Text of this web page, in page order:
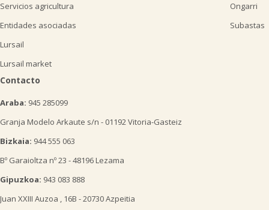
Servicios agricultura
Entidades asociadas
Lursail
Lursail market
Ongarri
Subastas
Contacto
Araba: 945 285099
Granja Modelo Arkaute s/n - 01192 Vitoria-Gasteiz
Bizkaia: 944 555 063
Bº Garaioltza nº 23 - 48196 Lezama
Gipuzkoa: 943 083 888
Juan XXIII Auzoa , 16B - 20730 Azpeitia